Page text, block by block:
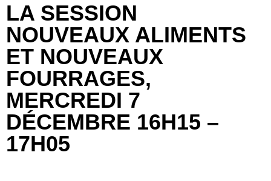
LA SESSION
NOUVEAUX ALIMENTS
ET NOUVEAUX
FOURRAGES,
MERCREDI 7
DÉCEMBRE 16H15 –
17H05